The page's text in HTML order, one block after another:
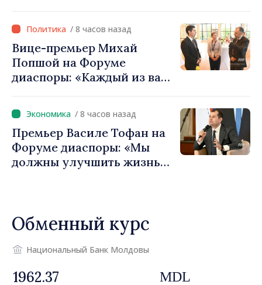
фонды для инвестиций.
Игорь Гросу: «Важно
преодолеть препятствия и
дать населённым пунктам
шанс развиваться»
/ 8 часов назад
Вице-премьер Михай
Попшой на Форуме
диаспоры: «Каждый из вас
вносит вклад в
продвижение имиджа
Республики Молдова»
/ 8 часов назад
Премьер Василе Тофан на
Форуме диаспоры: «Мы
должны улучшить жизнь
Обменный курс
Национальный Банк Молдовы
MDL